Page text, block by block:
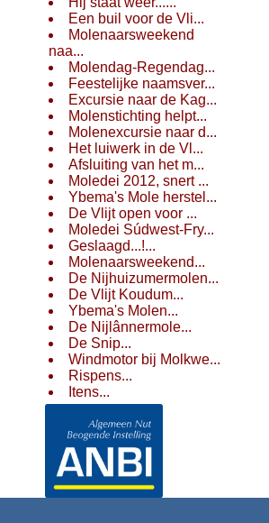
Een buil voor de Vli...
Molenaarsweekend
naa...
Molendag-Regendag...
Feestelijke naamsver...
Excursie naar de Kag...
Molenstichting helpt...
Molenexcursie naar d...
Het luiwerk in de Vl...
Afsluiting van het m...
Moledei 2012, snert ...
Ybema's Mole herstel...
De Vlijt open voor ...
Moledei Súdwest-Fry...
Geslaagd...!...
Molenaarsweekend...
De Nijhuizumermolen...
De Vlijt Koudum...
Ybema's Molen...
De Nijlânnermole...
De Snip...
Windmotor bij Molkwe...
Rispens...
Itens...